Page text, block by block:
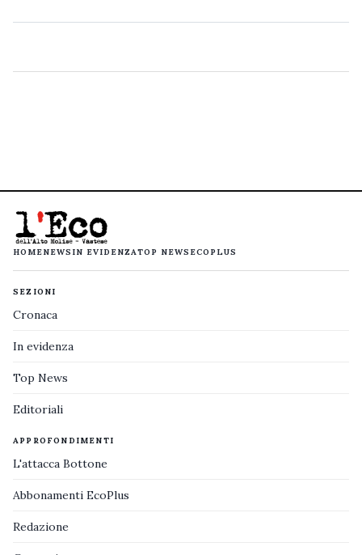
HOMENEWS IN EVIDENZATOP NEWS ECOPLUS
SEZIONI
Cronaca
In evidenza
Top News
Editoriali
APPROFONDIMENTI
L'attacca Bottone
Abbonamenti EcoPlus
Redazione